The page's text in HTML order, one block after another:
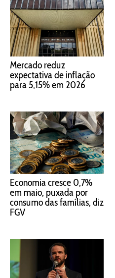
Mercado reduz
expectativa de inflação
para 5,15% em 2026
Economia cresce 0,7%
em maio, puxada por
consumo das famílias, diz
FGV